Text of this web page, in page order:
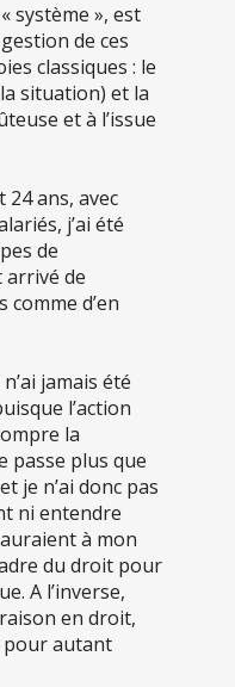
système », est
de ces
classiques : le
situation) et la
et à l’issue
24 ans, avec
j’ai été
de
arrivé de
d’en
jamais été
l’action
la
passe plus que
je n’ai donc pas
ni entendre
à mon
du droit pour
A l’inverse,
en droit,
pour autant